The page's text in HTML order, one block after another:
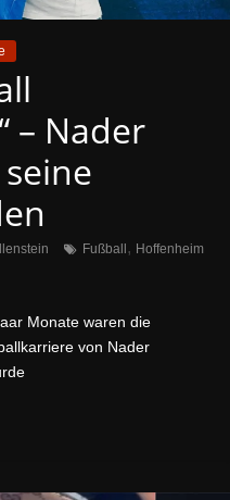
– Nader
Fußball , Hoffenheim
Monate waren die
von Nader